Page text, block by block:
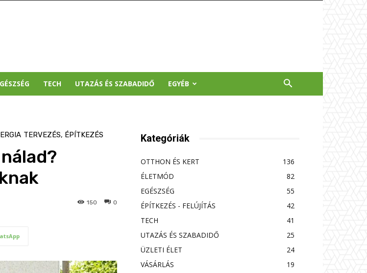
TECH UTAZÁS ÉS SZABADIDŐ EGYÉB
TERVEZÉS, ÉPÍTKEZÉS
0
150
Kategóriák
OTTHON ÉS KERT
136
ÉLETMÓD
82
EGÉSZSÉG
55
ÉPÍTKEZÉS - FELÚJÍTÁS
42
TECH
41
UTAZÁS ÉS SZABADIDŐ
25
ÜZLETI ÉLET
24
VÁSÁRLÁS
19